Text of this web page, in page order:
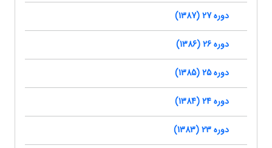
دوره 27 (1387)
دوره 26 (1386)
دوره 25 (1385)
دوره 24 (1384)
دوره 23 (1383)